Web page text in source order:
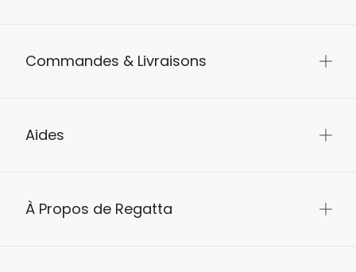
Commandes & Livraisons
Aides
À Propos de Regatta